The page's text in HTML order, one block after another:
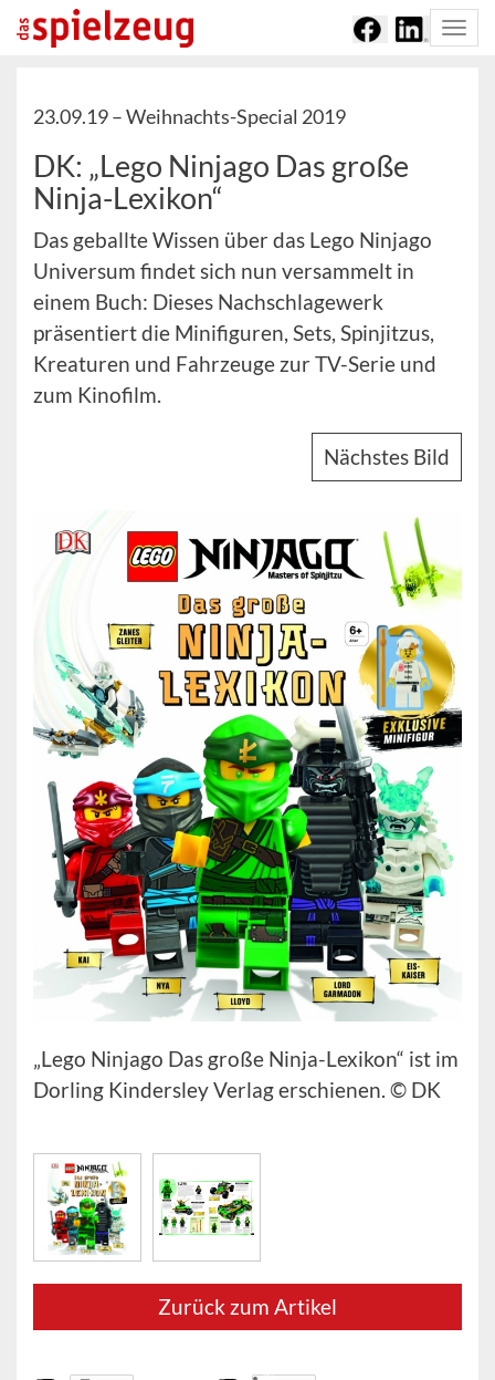
23.09.19 –Weihnachts-Special 2019
DK: „Lego Ninjago Das große
Ninja-Lexikon“
Das geballte Wissen über das Lego Ninjago
Universum findet sich nun versammelt in
einem Buch: Dieses Nachschlagewerk
präsentiert die Minifiguren, Sets, Spinjitzus,
Kreaturen und Fahrzeuge zur TV-Serie und
zum Kinofilm.
Nächstes Bild
„Lego Ninjago Das große Ninja-Lexikon“ ist im
Dorling Kindersley Verlag erschienen. © DK
Zurück zum Artikel